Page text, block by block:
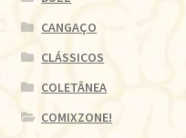
CANGAÇO
CLÁSSICOS
COLETÂNEA
COMIXZONE!